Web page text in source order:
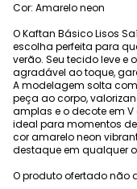
Cor: Amarelo neon
O Kaftan Básico Lisos
escolha perfeita para
verão. Seu tecido leve
agradável ao toque,
A modelagem solta
peça ao corpo,
amplas e o decote em
ideal para momentos
cor amarelo neon
destaque em qualquer
O produto ofertado não